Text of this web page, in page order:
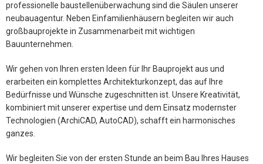
professionelle baustellenüberwachung sind die Säulen unserer
neubauagentur. Neben Einfamilienhäusern begleiten wir auch
großbauprojekte in Zusammenarbeit mit wichtigen
Bauunternehmen.
Wir gehen von Ihren ersten Ideen für Ihr Bauprojekt aus und
erarbeiten ein komplettes Architekturkonzept, das auf Ihre
Bedürfnisse und Wünsche zugeschnitten ist. Unsere Kreativität,
kombiniert mit unserer expertise und dem Einsatz modernster
Technologien (ArchiCAD, AutoCAD), schafft ein harmonisches
ganzes.
Wir begleiten Sie von der ersten Stunde an beim Bau Ihres Hauses